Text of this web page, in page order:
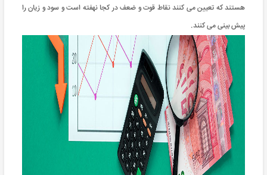
هستند که تعیین می کنند نقاط قوت و ضعف در کجا نهفته است و سود و زیان را
پیش بینی می کنند.